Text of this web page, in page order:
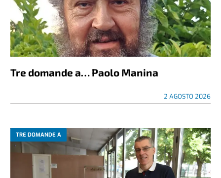
Tre domande a… Paolo Manina
2 AGOSTO 2026
TRE DOMANDE A